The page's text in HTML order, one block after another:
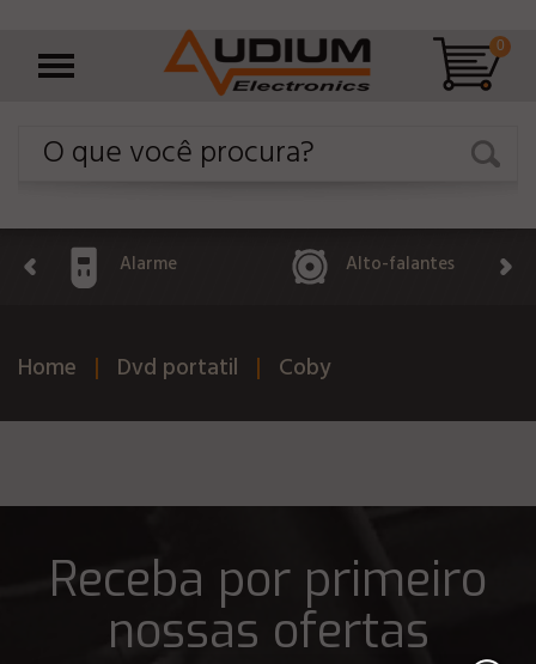
0
Alarme Alto-falantes
Home Dvd portatil Coby
Receba por primeiro
nossas ofertas